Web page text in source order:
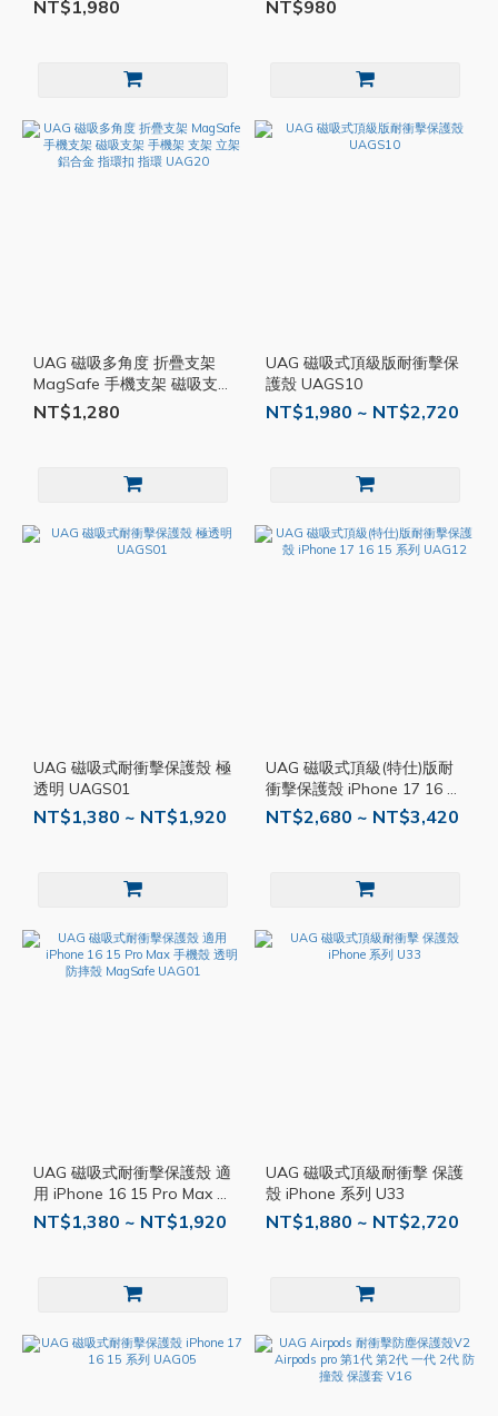
耳機 UAG21
NT$1,980 NT$980
UAG 磁吸多角度 折疊支架
MagSafe 手機支架 磁吸支
架 手機架 支架 立架 鋁合金
指環扣 指環 UAG20
NT$1,280
UAG 磁吸式頂級版耐衝擊保
護殼 UAGS10
NT$1,980 ~ NT$2,720
UAG 磁吸式耐衝擊保護殼 極
透明 UAGS01
NT$1,380 ~ NT$1,920
UAG 磁吸式頂級(特仕)版耐
衝擊保護殼 iPhone 17 16 15
系列 UAG12
NT$2,680 ~ NT$3,420
UAG 磁吸式耐衝擊保護殼 適
用 iPhone 16 15 Pro Max 手
機殼 透明 防摔殼 MagSafe
UAG01
NT$1,380 ~ NT$1,920
UAG 磁吸式頂級耐衝擊 保護
殼 iPhone 系列 U33
NT$1,880 ~ NT$2,720